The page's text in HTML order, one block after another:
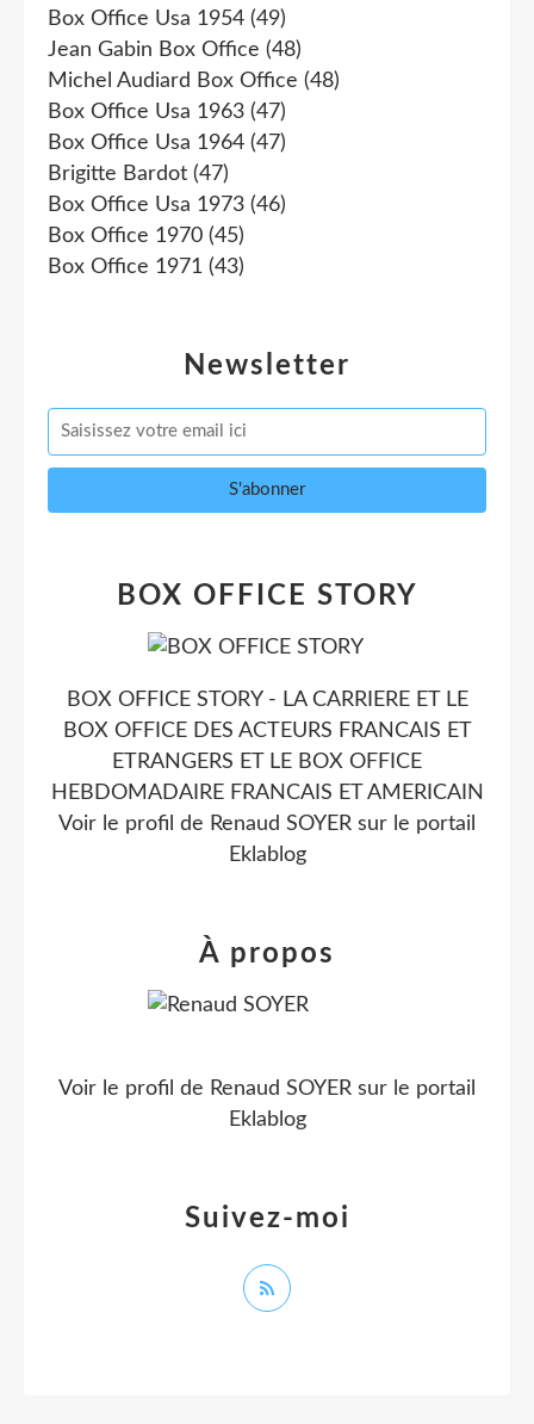
Newsletter
Box Office Usa 1954 (49)
Jean Gabin Box Office (48)
Michel Audiard Box Office (48)
Box Office Usa 1963 (47)
Box Office Usa 1964 (47)
Brigitte Bardot (47)
Box Office Usa 1973 (46)
Box Office 1970 (45)
Box Office 1971 (43)
BOX OFFICE STORY
BOX OFFICE STORY - LA CARRIERE ET LE
BOX OFFICE DES ACTEURS FRANCAIS ET
ETRANGERS ET LE BOX OFFICE
HEBDOMADAIRE FRANCAIS ET AMERICAIN
Voir le profil de Renaud SOYER sur le portail
Eklablog
Suivez-moi
À propos
Voir le profil de Renaud SOYER sur le portail
Eklablog